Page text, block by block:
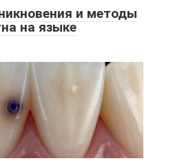
и методы
на языке